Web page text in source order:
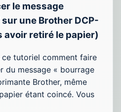
le message
une Brother DCP-
avoir retiré le papier)
tutoriel comment faire
du message « bourrage
Brother, même
étant coincé. Vous